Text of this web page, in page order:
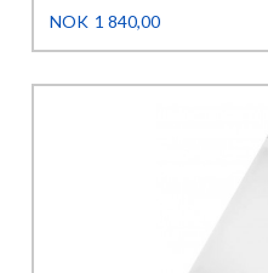
Pris
NOK 1 840,00